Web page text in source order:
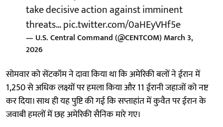
take decisive action against imminent
threats…pic.twitter.com/0aHEyVHf5e
— U.S. Central Command (@CENTCOM)March 3,
2026
सोमवार को सेंटकॉम ने दावा किया था कि अमेरिकी बलों ने ईरान में
1,250 से अधिक लक्ष्यों पर हमला किया और 11 ईरानी जहाजों को नष्ट
कर दिया। साथ ही यह पुष्टि की गई कि सप्ताहांत में कुवैत पर ईरान के
जवाबी हमलों में छह अमेरिकी सैनिक मारे गए।